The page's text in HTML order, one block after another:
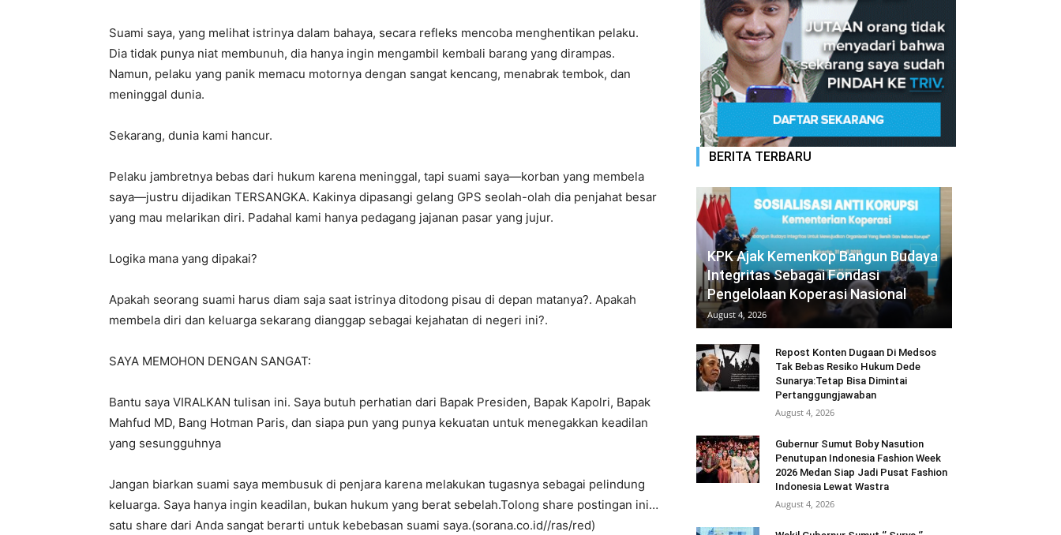
​Suami saya, yang melihat istrinya dalam bahaya, secara refleks mencoba menghentikan pelaku.
Dia tidak punya niat membunuh, dia hanya ingin mengambil kembali barang yang dirampas.
Namun, pelaku yang panik memacu motornya dengan sangat kencang, menabrak tembok, dan
meninggal dunia.
​Sekarang, dunia kami hancur.
Pelaku jambretnya bebas dari hukum karena meninggal, tapi suami saya—korban yang membela
saya—justru dijadikan TERSANGKA. Kakinya dipasangi gelang GPS seolah-olah dia penjahat besar
yang mau melarikan diri. Padahal kami hanya pedagang jajanan pasar yang jujur.
​Logika mana yang dipakai?
Apakah seorang suami harus diam saja saat istrinya ditodong pisau di depan matanya?. Apakah
membela diri dan keluarga sekarang dianggap sebagai kejahatan di negeri ini?.
​SAYA MEMOHON DENGAN SANGAT:
Bantu saya VIRALKAN tulisan ini. Saya butuh perhatian dari Bapak Presiden, Bapak Kapolri, Bapak
Mahfud MD, Bang Hotman Paris, dan siapa pun yang punya kekuatan untuk menegakkan keadilan
yang sesungguhnya
​Jangan biarkan suami saya membusuk di penjara karena melakukan tugasnya sebagai pelindung
keluarga. Saya hanya ingin keadilan, bukan hukum yang berat sebelah.Tolong share postingan ini…
satu share dari Anda sangat berarti untuk kebebasan suami saya.(sorana.co.id//ras/red)
BERITA TERBARU
KPK Ajak Kemenkop Bangun Budaya
Integritas Sebagai Fondasi
Pengelolaan Koperasi Nasional
August 4, 2026
Repost Konten Dugaan Di Medsos
Tak Bebas Resiko Hukum Dede
Sunarya:Tetap Bisa Dimintai
Pertanggungjawaban
August 4, 2026
Gubernur Sumut Boby Nasution
Penutupan Indonesia Fashion Week
2026 Medan Siap Jadi Pusat Fashion
Indonesia Lewat Wastra
August 4, 2026